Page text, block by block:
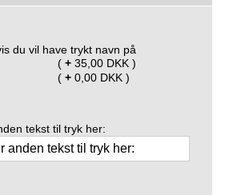
du vil have trykt navn på
( + 35,00 DKK )
( + 0,00 DKK )
tekst til tryk her: